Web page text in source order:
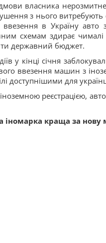
власника
з нього витребують
в Україну авто
схемам здирає
державний бюджет.
у кінці січня
ввезення машин з
доступнішими для
іномарка краща за нову